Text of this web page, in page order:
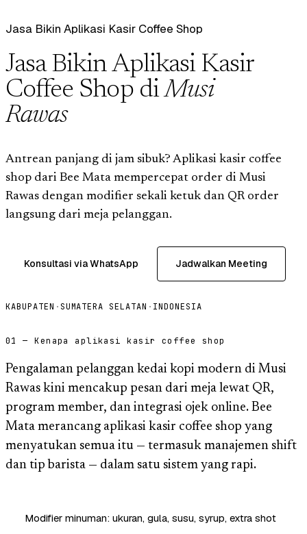
Jasa Bikin Aplikasi Kasir Coffee Shop
Jasa Bikin Aplikasi Kasir
Coffee Shop diMusi
Rawas
Antrean panjang di jam sibuk? Aplikasi kasir coffee
shop dari Bee Mata mempercepat order di Musi
Rawas dengan modifier sekali ketuk dan QR order
langsung dari meja pelanggan.
Konsultasi via WhatsApp Jadwalkan Meeting
KABUPATEN · SUMATERA SELATAN · INDONESIA
01 — Kenapa aplikasi kasir coffee shop
Pengalaman pelanggan kedai kopi modern di Musi
Rawas kini mencakup pesan dari meja lewat QR,
program member, dan integrasi ojek online. Bee
Mata merancang aplikasi kasir coffee shop yang
menyatukan semua itu — termasuk manajemen shift
dan tip barista — dalam satu sistem yang rapi.
Modifier minuman: ukuran, gula, susu, syrup, extra shot